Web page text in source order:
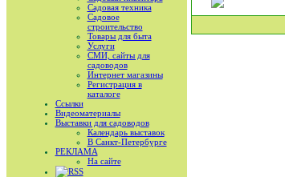
Садовая техника
Садовое
строительство
Товары для быта
Услуги
СМИ, сайты для
садоводов
Интернет магазины
Регистрация в
каталоге
Ссылки
Видеоматериалы
Выставки для садоводов
Календарь выставок
В Санкт-Петербурге
РЕКЛАМА
На сайте
RSS